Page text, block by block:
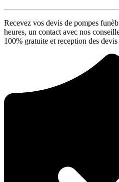
Recevez vos devis de pompes
heures, un contact avec nos
100% gratuite et reception des